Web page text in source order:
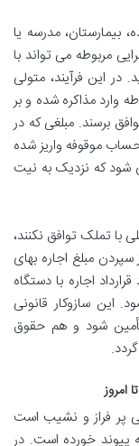
مدرسه یا
مربوطه می تواند با
در این فرآیند، متولی
وارد مذاکره شده و بر
برسند. مبلغی که در
موقوفه واریز شده
شود که نزدیک به نیت
با تملک توافق نکنند،
مبلغ اجاره بهای
اجاره با دستگاه
این سازوکار قانونی
شود و هم حقوق
امروز
پر فراز و نشیب است
پیوند خورده است. در